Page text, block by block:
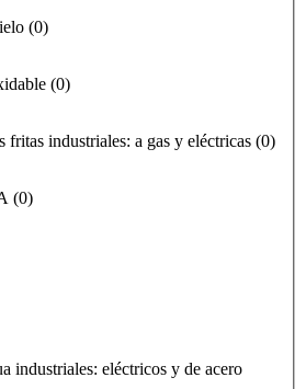
(0)
(0)
fritas industriales: a gas y eléctricas (0)
(0)
industriales: eléctricos y de acero